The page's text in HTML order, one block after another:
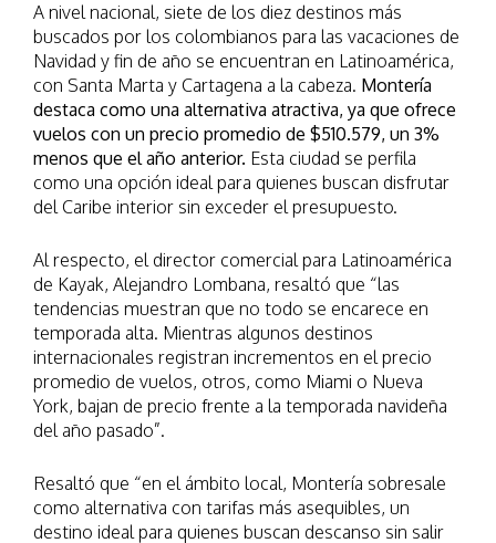
A nivel nacional, siete de los diez destinos más
buscados por los colombianos para las vacaciones de
Navidad y fin de año se encuentran en Latinoamérica,
con Santa Marta y Cartagena a la cabeza. Montería
destaca como una alternativa atractiva, ya que ofrece
vuelos con un precio promedio de $510.579, un 3%
menos que el año anterior. Esta ciudad se perfila
como una opción ideal para quienes buscan disfrutar
del Caribe interior sin exceder el presupuesto.
Al respecto, el director comercial para Latinoamérica
de Kayak, Alejandro Lombana, resaltó que “las
tendencias muestran que no todo se encarece en
temporada alta. Mientras algunos destinos
internacionales registran incrementos en el precio
promedio de vuelos, otros, como Miami o Nueva
York, bajan de precio frente a la temporada navideña
del año pasado”.
Resaltó que “en el ámbito local, Montería sobresale
como alternativa con tarifas más asequibles, un
destino ideal para quienes buscan descanso sin salir